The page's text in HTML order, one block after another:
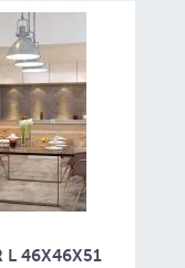
L 46X46X51